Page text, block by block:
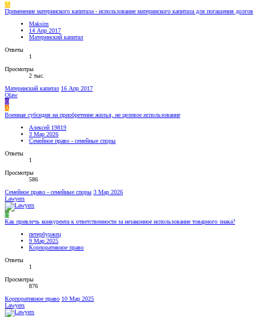
M
Применение материнского капитала - использование материнского капитала для погашения долгов
Maksim
14 Апр 2017
Материнский капитал
Ответы
1
Просмотры
2 тыс.
Материнский капитал 16 Апр 2017
Olaw
O
А
Военная субсидия на приобретение жилья, не целевое использование
Алексей 19819
3 Мар 2026
Семейное право - семейные споры
Ответы
1
Просмотры
586
Семейное право - семейные споры 3 Мар 2026
Lawyers
П
Как привлечь конкурента к ответственности за незаконное использование товарного знака?
петербуржец
9 Мар 2025
Корпоративное право
Ответы
1
Просмотры
876
Корпоративное право 10 Мар 2025
Lawyers